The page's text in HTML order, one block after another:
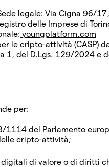
legale: Via Cigna 96/
delle Imprese di
youngplatform.com
le cripto-attività (CASP)
del D.Lgs. 129/2024 e
per:
1114 del Parlamento
cripto-attività;
di valore o di diritti